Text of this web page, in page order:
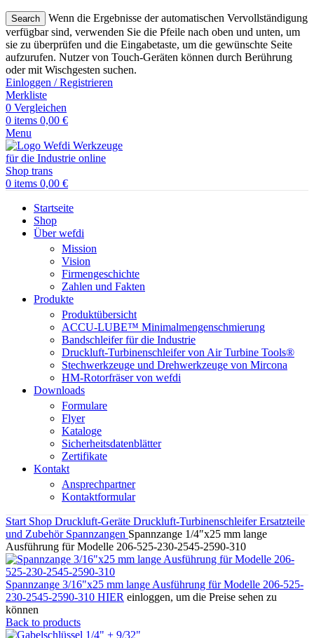
Search
Wenn die Ergebnisse der automatischen Vervollständigung
verfügbar sind, verwenden Sie die Pfeile nach oben und unten, um
sie zu überprüfen und die Eingabetaste, um die gewünschte Seite
aufzurufen. Nutzer von Touch-Geräten können durch Berührung
oder mit Wischgesten suchen.
Einloggen / Registrieren
Merkliste
0 Vergleichen
0 items 0,00 €
Menu
0 items 0,00 €
Startseite
Shop
Über wefdi
Mission
Vision
Firmengeschichte
Zahlen und Fakten
Produkte
Produktübersicht
ACCU-LUBE™ Minimalmengenschmierung
Bandschleifer für die Industrie
Druckluft-Turbinenschleifer von Air Turbine Tools®
Stechwerkzeuge und Drehwerkzeuge von Mircona
HM-Rotorfräser von wefdi
Downloads
Formulare
Flyer
Kataloge
Sicherheitsdatenblätter
Zertifikate
Kontakt
Ansprechpartner
Kontaktformular
Start Shop Druckluft-Geräte Druckluft-TurbinenschleiferErsatzteile
und Zubehör Spannzangen Spannzange 1/4″x25 mm lange
Ausführung für Modelle 206-525-230-2545-2590-310
Spannzange 3/16"x25 mm lange Ausführung für Modelle 206-525-
230-2545-2590-310 HIER einloggen, um die Preise sehen zu
können
Back to products